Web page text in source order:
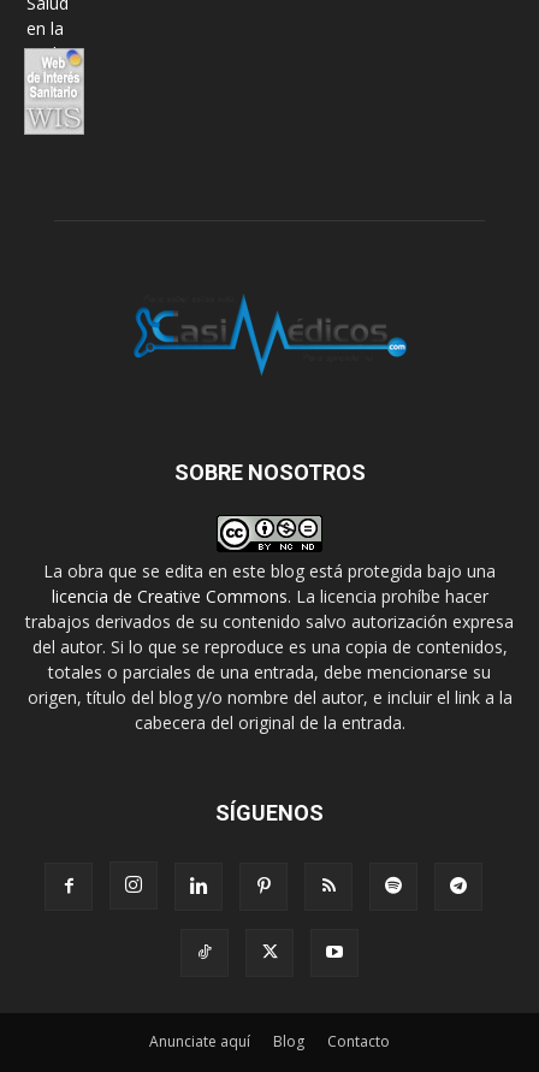
SOBRE NOSOTROS
La obra que se edita en este blog está protegida bajo una
licencia de Creative Commons. La licencia prohíbe hacer
trabajos derivados de su contenido salvo autorización expresa
del autor. Si lo que se reproduce es una copia de contenidos,
totales o parciales de una entrada, debe mencionarse su
origen, título del blog y/o nombre del autor, e incluir el link a la
cabecera del original de la entrada.
SÍGUENOS
Anunciate aquí Blog Contacto